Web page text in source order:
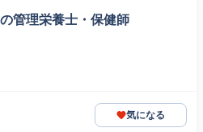
管理栄養士・保健師
気になる